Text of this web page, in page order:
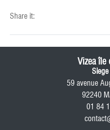
Share it:
Vizea île
59 avenue
92240
01 84